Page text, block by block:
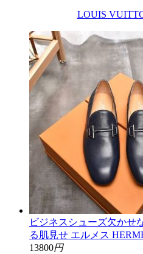
LOUIS
ビジネスシューズ欠かせ
る肌見せ エルメス
13800円